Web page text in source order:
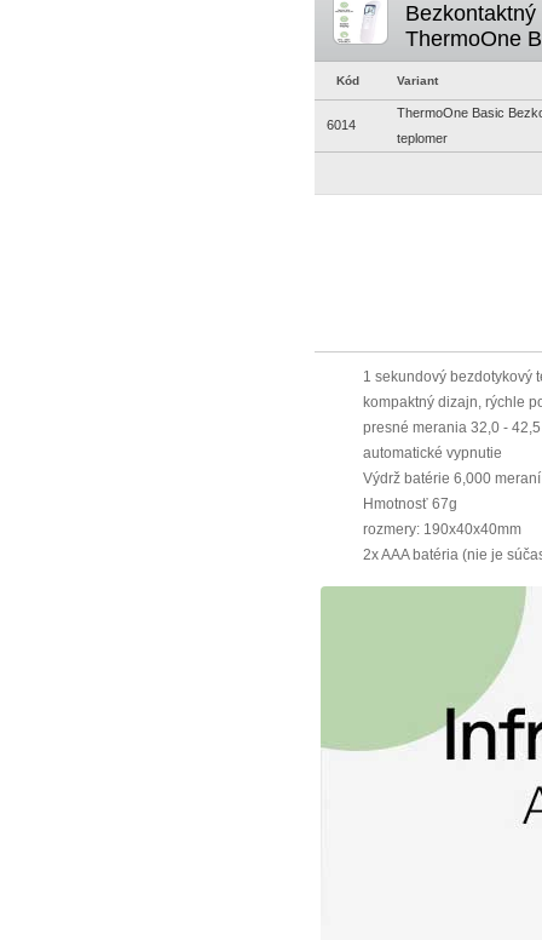
ThermoOne
Kód Variant
6014
ThermoOne Basic
teplomer
1 sekundový bezdotykový
kompaktný dizajn, rýchle
presné merania 32,0 -
automatické vypnutie
Výdrž batérie 6,000 meraní
Hmotnosť 67g
rozmery: 190x40x40mm
2x AAA batéria (nie je